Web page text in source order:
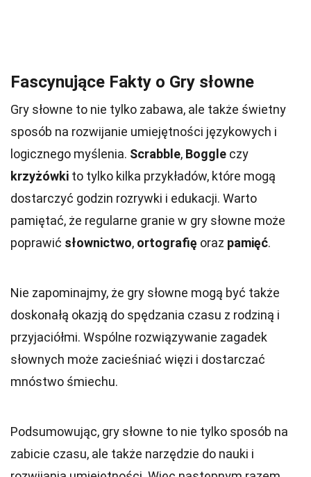
Fascynujące Fakty o Gry słowne
Gry słowne to nie tylko zabawa, ale także świetny
sposób na rozwijanie umiejętności językowych i
logicznego myślenia. Scrabble, Boggle czy
krzyżówki to tylko kilka przykładów, które mogą
dostarczyć godzin rozrywki i edukacji. Warto
pamiętać, że regularne granie w gry słowne może
poprawić słownictwo, ortografię oraz pamięć.
Nie zapominajmy, że gry słowne mogą być także
doskonałą okazją do spędzania czasu z rodziną i
przyjaciółmi. Wspólne rozwiązywanie zagadek
słownych może zacieśniać więzi i dostarczać
mnóstwo śmiechu.
Podsumowując, gry słowne to nie tylko sposób na
zabicie czasu, ale także narzędzie do nauki i